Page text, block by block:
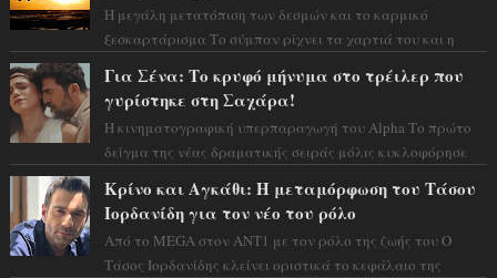
Η μεγάλη μετατόπιση των δεσμών και το καρμικό
ξεσκαρτάρισμα Το σύμπαν ρίχνει τα χαρτιά του και η
Για Σένα: Το κρυφό μήνυμα στο τρέιλερ που
γυρίστηκε στη Σαχάρα!
Η κινηματογραφική υπερπαραγωγή του Alpha Το πρώτο
δείγμα της νέας δραματικής σειράς μόλις κυκλοφόρησε
Κρίνο και Αγκάθι: Η μεταμόρφωση του Τάσου
Ιορδανίδη για τον νέο του ρόλο
Από το MEGA στον ΑΝΤ1 με τον ρόλο της ζωής του Ο
Τάσος Ιορδανίδης κλείνει οριστικά το κεφάλαιο της